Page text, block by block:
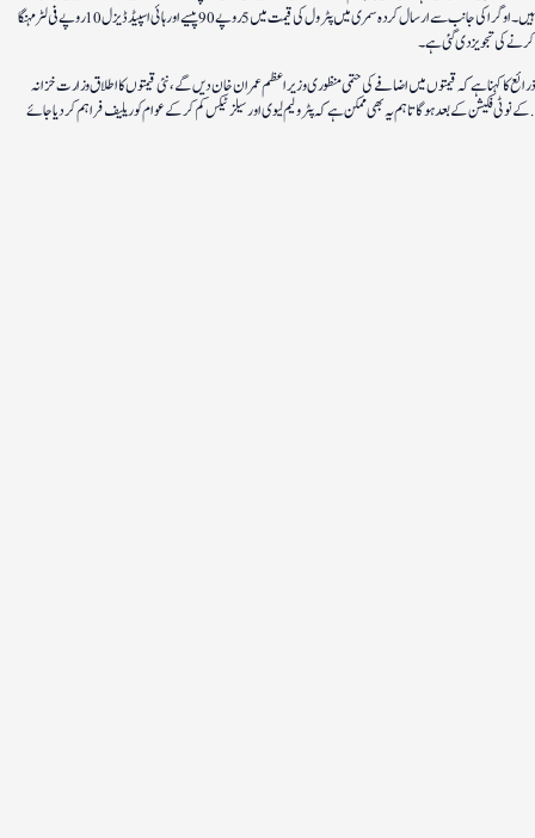
ہیں۔ اوگرا کی جانب سے ارسال کردہ سمری میں پٹرول کی قیمت میں 5 روپے 90 پیسے اور ہائی اسپیڈ ڈیزل 10 روپے فی لٹر مہنگا
کرنے کی تجویز دی گئی ہے۔
ذرائع کا کہنا ہے کہ قیمتوں میں اضافے کی حتمی منظوری وزیر اعظم عمران خان دیں گے، نئی قیمتوں کا اطلاق وزارت خزانہ
کے نوٹی فکیشن کے بعد ہوگا تاہم یہ بھی ممکن ہے کہ پٹرولیم لیوی اور سیلز ٹیکس کم کرکے عوام کو ریلیف فراہم کردیا جائے.